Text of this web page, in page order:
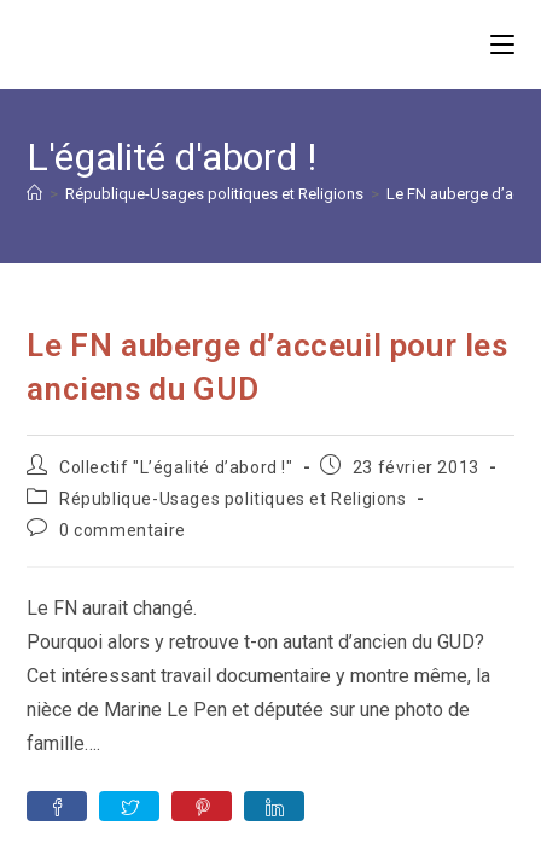
L'égalité d'abord !
> République-Usages politiques et Religions > Le FN auberge
Le FN auberge d’acceuil pour les
anciens du GUD
Auteur/autrice
de
la
publication :
Collectif "L’égalité d’abord !"
Publication
23 février 2013
Post
category:
République-Usages politiques et Religions
Commentaires
0 commentaire
Le FN aurait changé.
Pourquoi alors y retrouve t-on autant d’ancien du GUD?
Cet intéressant travail documentaire y montre même, la
nièce de Marine Le Pen et députée sur une photo de
famille….